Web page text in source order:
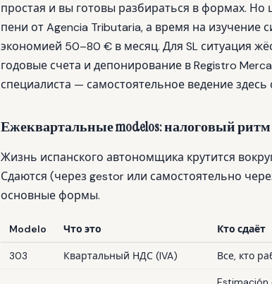
простая и вы готовы разбираться в формах.
пени от Agencia Tributaria, а время на изучение
экономией 50–80 € в месяц. Для SL ситуация
годовые счета и депонирование в Registro
специалиста — самостоятельное ведение здесь
Ежеквартальные modelos: налоговый ритм
Жизнь испанского автономщика крутится
Сдаются (через gestor или самостоятельно
основные формы.
Modelo Что это Кто сдаёт
303 Квартальный НДС (IVA) Все, кто